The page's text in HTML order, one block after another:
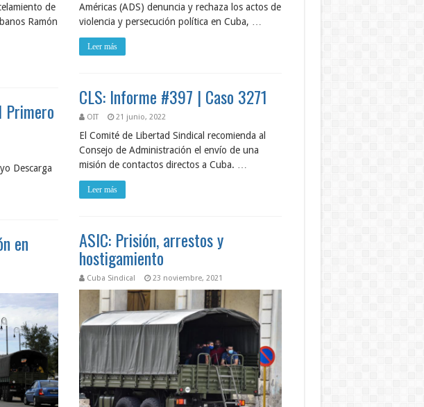
de
Ramón
Américas (ADS) denuncia y rechaza los actos de
violencia y persecución política en Cuba, …
Leer más
CLS: Informe #397 | Caso 3271
OIT 21 junio, 2022
El Comité de Libertad Sindical recomienda al
Consejo de Administración el envío de una
misión de contactos directos a Cuba. …
Leer más
Primero
Descarga
ASIC: Prisión, arrestos y
hostigamiento
Cuba Sindical 23 noviembre, 2021
en